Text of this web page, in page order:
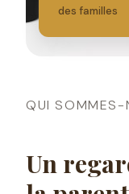
des familles
QUI SOMMES-
Un